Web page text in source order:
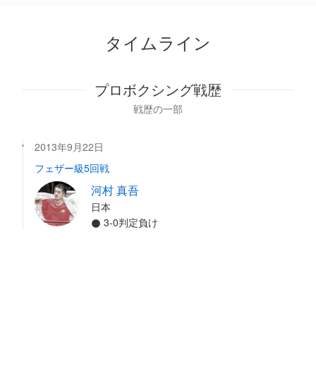
タイムライン
プロボクシング戦歴
戦歴の一部
2013年9月22日
フェザー級5回戦
河村 真吾
日本
3-0判定負け